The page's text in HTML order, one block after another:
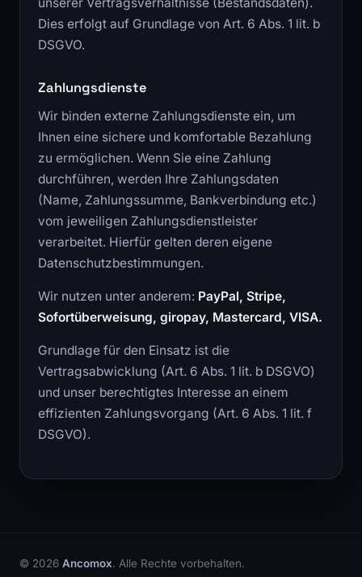
Dies erfolgt auf Grundlage von Art. 6 Abs. 1 lit. b
DSGVO.
Zahlungsdienste
Wir binden externe Zahlungsdienste ein, um
Ihnen eine sichere und komfortable Bezahlung
zu ermöglichen. Wenn Sie eine Zahlung
durchführen, werden Ihre Zahlungsdaten
(Name, Zahlungssumme, Bankverbindung etc.)
vom jeweiligen Zahlungsdienstleister
verarbeitet. Hierfür gelten deren eigene
Datenschutzbestimmungen.
Wir nutzen unter anderem: PayPal, Stripe,
Sofortüberweisung, giropay, Mastercard, VISA.
Grundlage für den Einsatz ist die
Vertragsabwicklung (Art. 6 Abs. 1 lit. b DSGVO)
und unser berechtigtes Interesse an einem
effizienten Zahlungsvorgang (Art. 6 Abs. 1 lit. f
DSGVO).
© 2026 Ancomox. Alle Rechte vorbehalten.